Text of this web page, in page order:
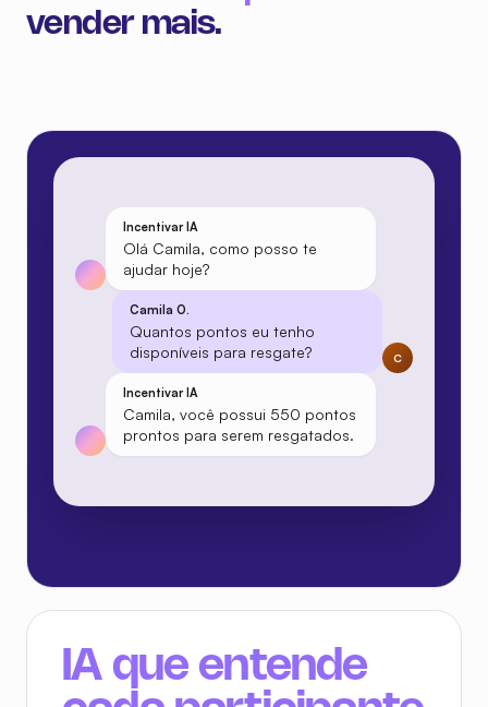
IA de verdade para você
vender mais.
Olá Camila, como posso te
ajudar hoje?
Camila O.
Quantos pontos eu tenho
disponíveis para resgate?
Incentivar IA
Camila, você possui 550 pontos
prontos para serem resgatados.
Camila O.